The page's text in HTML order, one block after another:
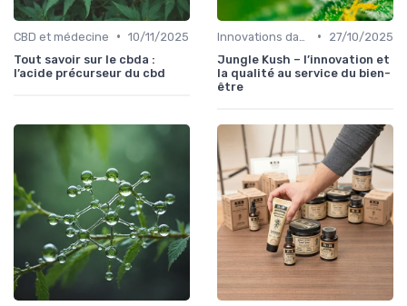
CBD et médecine • 10/11/2025
Tout savoir sur le cbda :
l’acide précurseur du cbd
•
27/10/2025
Jungle Kush – l’innovation et
la qualité au service du bien-
être